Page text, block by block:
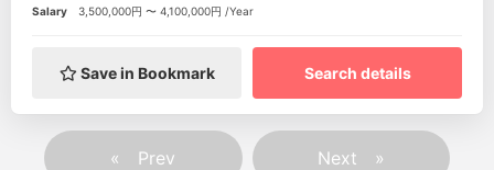
Salary
3,500,000円 〜 4,100,000円 /Year
Save in Bookmark Search details
« »